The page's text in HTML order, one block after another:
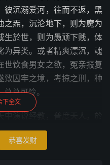
彼沉溺爱河，往而不返，黑
之炁，沉沦地下，则为魔为
生於世，则为愚顽下贱，体
为异类。或者精爽漂沉，魂
世饮食男女之欲，冤亲报复
致囚牢之境，考掠之刑，种
总可怜。
流传，幽明何泽。奈何阅世
然并起。水火之先后既殊，
下全文
恭喜发财